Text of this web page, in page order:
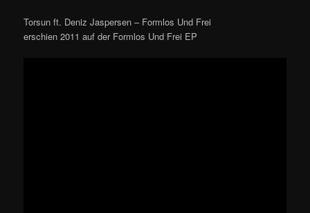
Torsun ft. Deniz Jaspersen – Formlos Und Frei
erschien 2011 auf der Formlos Und Frei EP